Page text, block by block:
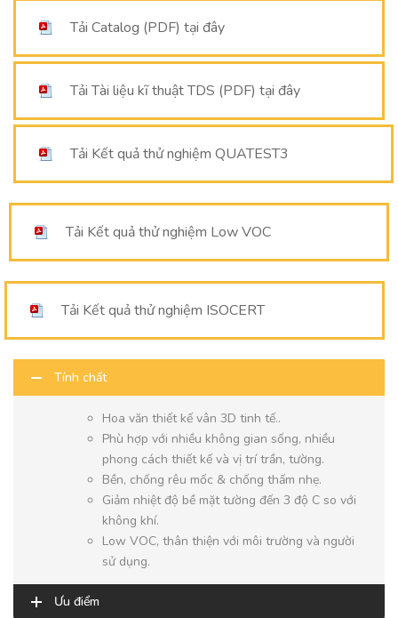
Tải Catalog (PDF) tại đây
Tải Tài liệu kĩ thuật TDS (PDF) tại đây
Tải Kết quả thử nghiệm QUATEST3
Tải Kết quả thử nghiệm Low VOC
Tải Kết quả thử nghiệm ISOCERT
Tính chất
Hoa văn thiết kế vân 3D tinh tế..
Phù hợp với nhiều không gian sống, nhiều
phong cách thiết kế và vị trí trần, tường.
Bền, chống rêu mốc & chống thấm nhẹ.
Giảm nhiệt độ bề mặt tường đến 3 độ C so với
không khí.
Low VOC, thân thiện với môi trường và người
sử dụng.
Ưu điểm